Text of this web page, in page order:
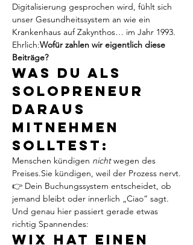
Digitalisierung gesprochen wird, fühlt sich
unser Gesundheitssystem an wie ein
Krankenhaus auf Zakynthos… im Jahr 1993.
Ehrlich:Wofür zahlen wir eigentlich diese
Beiträge?
Was du als
Solopreneur
daraus
mitnehmen
solltest:
Menschen kündigen nicht wegen des
Preises.Sie kündigen, weil der Prozess nervt.
👉 Dein Buchungssystem entscheidet, ob
jemand bleibt oder innerlich „Ciao“ sagt.
Und genau hier passiert gerade etwas
richtig Spannendes:
Wix hat einen